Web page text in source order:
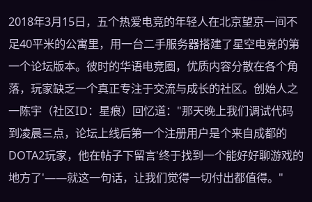
2018年3月15日，五个热爱电竞的年轻人在北京望京一间不
足40平米的公寓里，用一台二手服务器搭建了星空电竞的第
一个论坛版本。彼时的华语电竞圈，优质内容分散在各个角
落，玩家缺乏一个真正专注于交流与成长的社区。创始人之
一陈宇（社区ID：星痕）回忆道："那天晚上我们调试代码
到凌晨三点，论坛上线后第一个注册用户是个来自成都的
DOTA2玩家，他在帖子下留言'终于找到一个能好好聊游戏的
地方了'——就这一句话，让我们觉得一切付出都值得。"